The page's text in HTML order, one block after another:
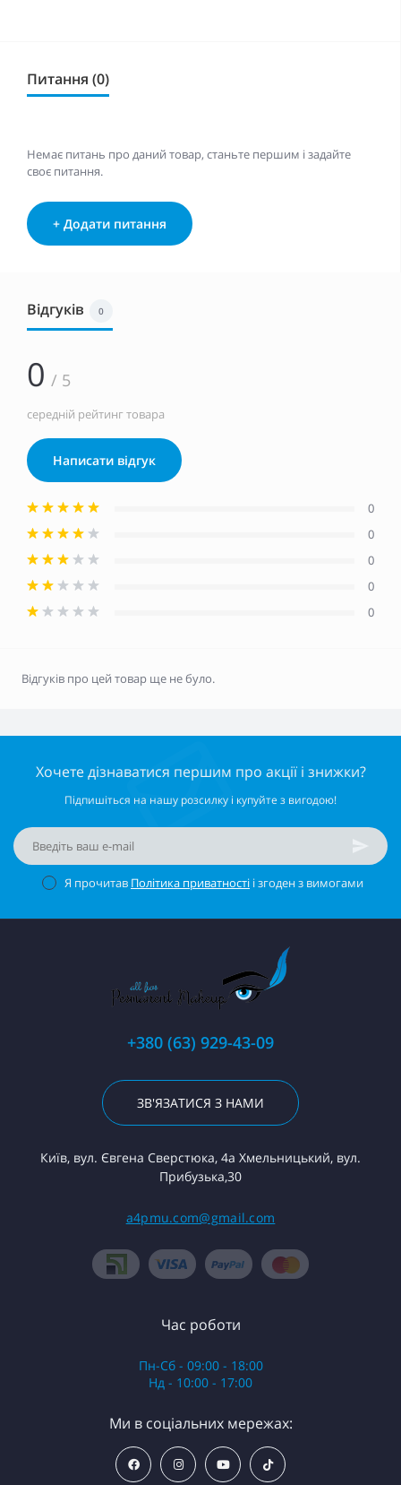
Питання (0)
Немає питань про даний товар, станьте першим і задайте
своє питання.
+ Додати питання
Відгуків 0
0 / 5
середній рейтинг товара
Написати відгук
0
0
0
0
0
Відгуків про цей товар ще не було.
Хочете дізнаватися першим про акції і знижки?
Підпишіться на нашу розсилку і купуйте з вигодою!
Я прочитав Політика приватності і згоден з вимогами
+380 (63) 929-43-09
ЗВ'ЯЗАТИСЯ З НАМИ
Київ, вул. Євгена Сверстюка, 4а Хмельницький, вул.
Прибузька,30
a4pmu.com@gmail.com
Час роботи
Пн-Сб - 09:00 - 18:00
Нд - 10:00 - 17:00
Ми в соціальних мережах: